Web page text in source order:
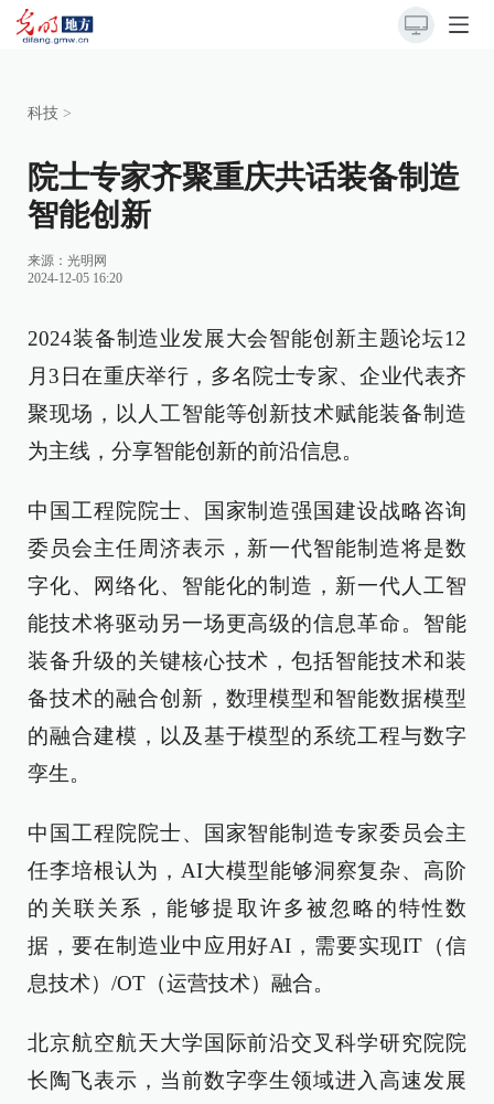
科技 >
院士专家齐聚重庆共话装备制造
智能创新
来源： 光明网
2024-12-05 16:20
2024装备制造业发展大会智能创新主题论坛12
月3日在重庆举行，多名院士专家、企业代表齐
聚现场，以人工智能等创新技术赋能装备制造
为主线，分享智能创新的前沿信息。
中国工程院院士、国家制造强国建设战略咨询
委员会主任周济表示，新一代智能制造将是数
字化、网络化、智能化的制造，新一代人工智
能技术将驱动另一场更高级的信息革命。智能
装备升级的关键核心技术，包括智能技术和装
备技术的融合创新，数理模型和智能数据模型
的融合建模，以及基于模型的系统工程与数字
孪生。
中国工程院院士、国家智能制造专家委员会主
任李培根认为，AI大模型能够洞察复杂、高阶
的关联关系，能够提取许多被忽略的特性数
据，要在制造业中应用好AI，需要实现IT（信
息技术）/OT（运营技术）融合。
北京航空航天大学国际前沿交叉科学研究院院
长陶飞表示，当前数字孪生领域进入高速发展